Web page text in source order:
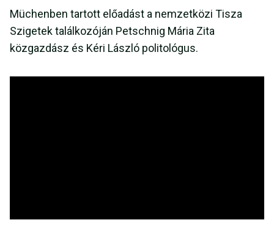
Müchenben tartott előadást a nemzetközi Tisza
Szigetek találkozóján Petschnig Mária Zita
közgazdász és Kéri László politológus.